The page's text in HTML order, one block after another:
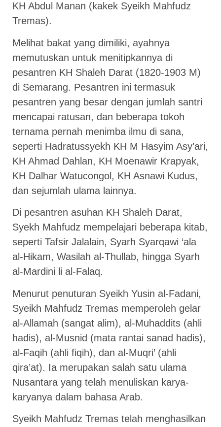
KH Abdul Manan (kakek Syeikh Mahfudz
Tremas).
Melihat bakat yang dimiliki, ayahnya
memutuskan untuk menitipkannya di
pesantren KH Shaleh Darat (1820-1903 M)
di Semarang. Pesantren ini termasuk
pesantren yang besar dengan jumlah santri
mencapai ratusan, dan beberapa tokoh
ternama pernah menimba ilmu di sana,
seperti Hadratussyekh KH M Hasyim Asy’ari,
KH Ahmad Dahlan, KH Moenawir Krapyak,
KH Dalhar Watucongol, KH Asnawi Kudus,
dan sejumlah ulama lainnya.
Di pesantren asuhan KH Shaleh Darat,
Syekh Mahfudz mempelajari beberapa kitab,
seperti Tafsir Jalalain, Syarh Syarqawi ‘ala
al-Hikam, Wasilah al-Thullab, hingga Syarh
al-Mardini li al-Falaq.
Menurut penuturan Syeikh Yusin al-Fadani,
Syeikh Mahfudz Tremas memperoleh gelar
al-Allamah (sangat alim), al-Muhaddits (ahli
hadis), al-Musnid (mata rantai sanad hadis),
al-Faqih (ahli fiqih), dan al-Muqri’ (ahli
qira’at). Ia merupakan salah satu ulama
Nusantara yang telah menuliskan karya-
karyanya dalam bahasa Arab.
Syeikh Mahfudz Tremas telah menghasilkan